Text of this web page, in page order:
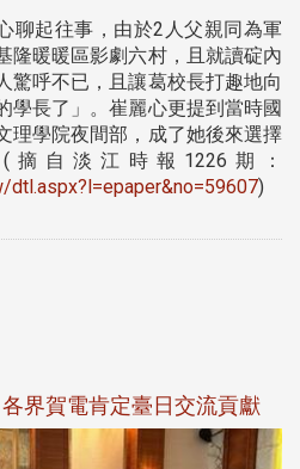
聊起往事，由於2人父親同為軍
隆暖暖區影劇六村，且就讀碇內
驚呼不已，且讓葛校長打趣地向
學長了」。崔麗心更提到當時國
理學院夜間部，成了她後來選擇
自淡江時報1226期：
)
界賀電肯定臺日交流貢獻